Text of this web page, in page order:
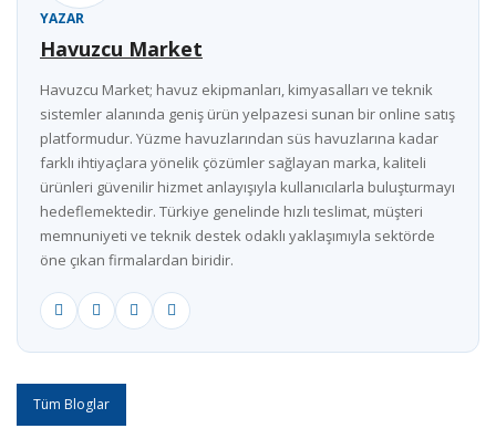
YAZAR
Havuzcu Market
Havuzcu Market; havuz ekipmanları, kimyasalları ve teknik
sistemler alanında geniş ürün yelpazesi sunan bir online satış
platformudur. Yüzme havuzlarından süs havuzlarına kadar
farklı ihtiyaçlara yönelik çözümler sağlayan marka, kaliteli
ürünleri güvenilir hizmet anlayışıyla kullanıcılarla buluşturmayı
hedeflemektedir. Türkiye genelinde hızlı teslimat, müşteri
memnuniyeti ve teknik destek odaklı yaklaşımıyla sektörde
öne çıkan firmalardan biridir.
Tüm Bloglar